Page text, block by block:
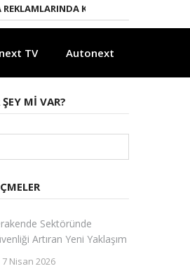
KURALLAR DEĞIŞIYOR
TV Autonext
MI VAR?
Sektöründe
Artıran Yeni Yaklaşım
7 Nisan 2026